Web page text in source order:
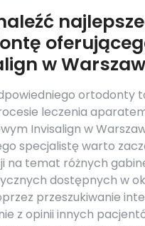
w
ortodonty
leczenia
Invisalign w
specjalistę warto
na temat różnych
dostępnych w
przeszukiwanie
z opinii innych